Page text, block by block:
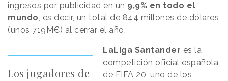
ingresos por publicidad en un 9,9% en todo el
mundo, es decir, un total de 844 millones de dólares
(unos 719M€) al cerrar el año.
Los jugadores de
LaLiga Santander es la
competición oficial española
de FIFA 20, uno de los